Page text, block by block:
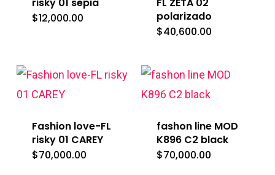
$12,000.00
polarizado
$40,600.00
Fashion love-FL
risky 01 CAREY
$70,000.00
fashon line MOD
K896 C2 black
$70,000.00